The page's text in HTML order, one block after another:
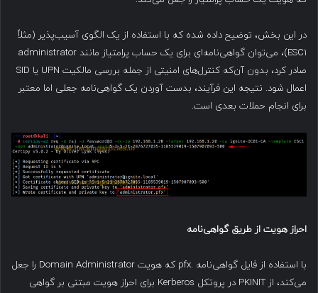
در این بخش، توضیح داده شده که با استفاده از یک الگوی آسیب‌پذیر (مثلاً
ESC1)، می‌توان گواهی‌نامه‌ای برای یک حساب پرامتیاز مانند administrator
صادر کرد، بدون آن‌که کنترل‌های امنیتی از جمله بررسی مالکیت UPN یا SID
اعمال شود. نتیجه این فرآیند، بدست آوردن یک گواهی‌نامه جعلی اما معتبر
برای انجام حملات بعدی است.
احراز هویت از طریق گواهی‌نامه
با استفاده از فایل گواهی‌نامه .pfx که هویت Domain Administrator را جعل
می‌کند، از PKINIT در پروتکل Kerberos برای احراز هویت مبتنی بر گواهی